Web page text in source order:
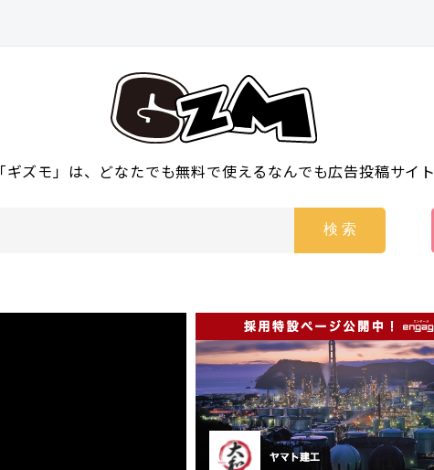
「ギズモ」は、どなたでも無料で使えるなんでも広告投稿サイト